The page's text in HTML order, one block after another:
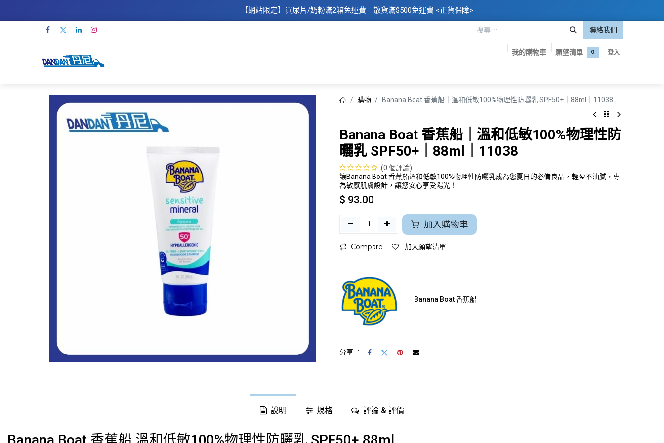
【網站限定】 買尿片/奶粉滿2箱免運費｜散​貨滿$500免運費 <正貨保障>
聯絡我們
我的購物車 0
願望清單 登入
購物 Banana Boat 香蕉船｜溫和低敏100%物理性防曬乳 SPF50+｜88ml｜11038
Banana Boat 香蕉船｜溫和低敏100%物理性防
曬乳 SPF50+｜88ml｜11038
(0 個評論)
讓Banana Boat 香蕉船溫和低敏100%物理性防曬乳成為您夏日的必備良品，輕盈不油膩，專
為敏感肌膚設計，讓您安心享受陽光！
$ 93.00
加入購物車
Compare 加入願望清單
Banana Boat 香蕉船
分享 ：
說明 規格 評論 & 評價
Banana Boat 香蕉船 溫和低敏100%物理性防曬乳 SPF50+ 88ml